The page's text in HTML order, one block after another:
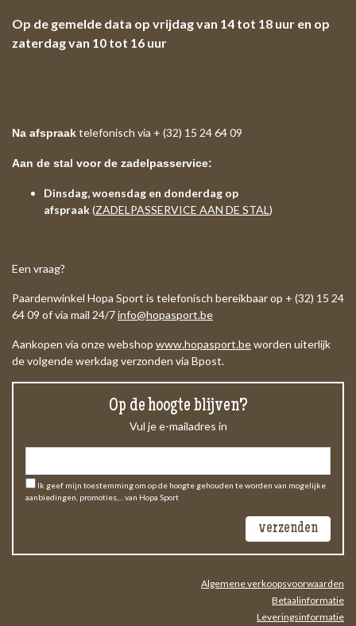
Op de gemelde data op vrijdag van 14 tot 18 uur en op
zaterdag van 10 tot 16 uur
Na afspraaktelefonisch via + (32) 15 24 64 09
Aan de stal voor de zadelpasservice:
Dinsdag, woensdag en donderdag op
afspraak(ZADELPASSERVICE AAN DE STAL)
Een vraag?
Paardenwinkel Hopa Sport is telefonisch bereikbaar op + (32) 15 24
64 09 of via mail 24/7info@hopasport.be
Aankopen via onze webshop www.hopasport.beworden uiterlijk
de volgende werkdag verzonden via Bpost.
Op de hoogte blijven?
Vul je e-mailadres in
Ik geef mijn toestemming om op de hoogte gehouden te worden van mogelijke
aanbiedingen, promoties,... van Hopa Sport
Algemene verkoopsvoorwaarden
Betaalinformatie
Leveringsinformatie